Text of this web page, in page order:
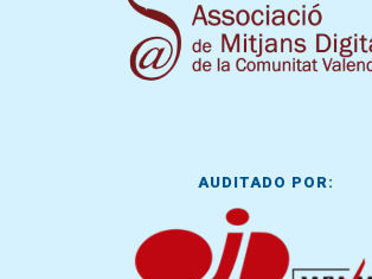
AUDITADO POR: